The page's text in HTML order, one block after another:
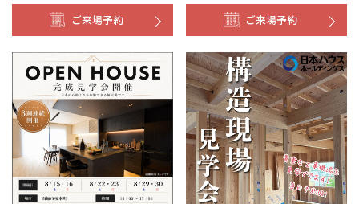
事業部紹介
IR情報
木材調達指針
グループ会社紹介
CMギャラリー
ご来場予約 ご来場予約